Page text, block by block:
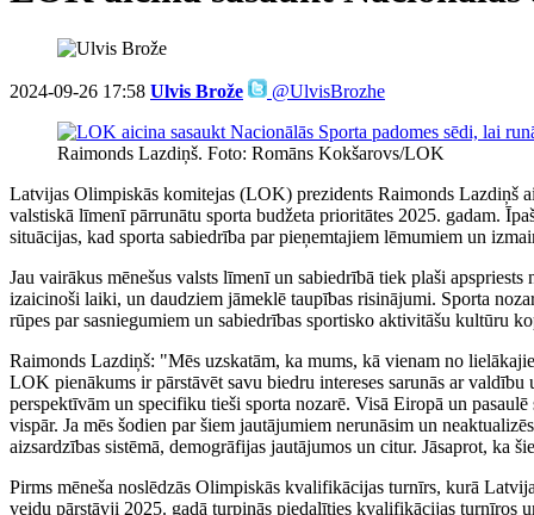
2024-09-26 17:58 Ulvis Brože @UlvisBrozhe
Raimonds Lazdiņš. Foto: Romāns Kokšarovs/LOK
Latvijas Olimpiskās komitejas (LOK) prezidents Raimonds Lazdiņš
valstiskā līmenī pārrunātu sporta budžeta prioritātes 2025. gadam.
situācijas, kad sporta sabiedrība par pieņemtajiem lēmumiem un
Jau vairākus mēnešus valsts līmenī un sabiedrībā tiek plaši
izaicinoši laiki, un daudziem jāmeklē taupības risinājumi. Sporta
rūpes par sasniegumiem un sabiedrības sportisko aktivitāšu kultūru
Raimonds Lazdiņš: "Mēs uzskatām, ka mums, kā vienam no
LOK pienākums ir pārstāvēt savu biedru intereses sarunās ar
perspektīvām un specifiku tieši sporta nozarē. Visā Eiropā un
vispār. Ja mēs šodien par šiem jautājumiem nerunāsim un
aizsardzības sistēmā, demogrāfijas jautājumos un citur. Jāsaprot, ka
Pirms mēneša noslēdzās Olimpiskās kvalifikācijas turnīrs, kurā
veidu pārstāvji 2025. gadā turpinās piedalīties kvalifikācijas turnīros